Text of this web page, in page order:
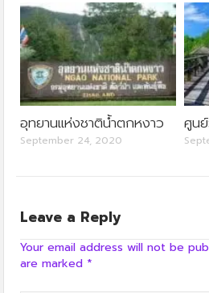
อุทยานแห่งชาติน้ำตกหงาว
September 24, 2020
ศูน
Leave a Reply
Your email address will not be
are marked *